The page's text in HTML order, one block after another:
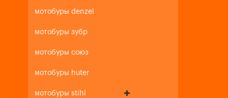
мотобуры denzel
мотобуры зубр
мотобуры союз
мотобуры huter
мотобуры stihl